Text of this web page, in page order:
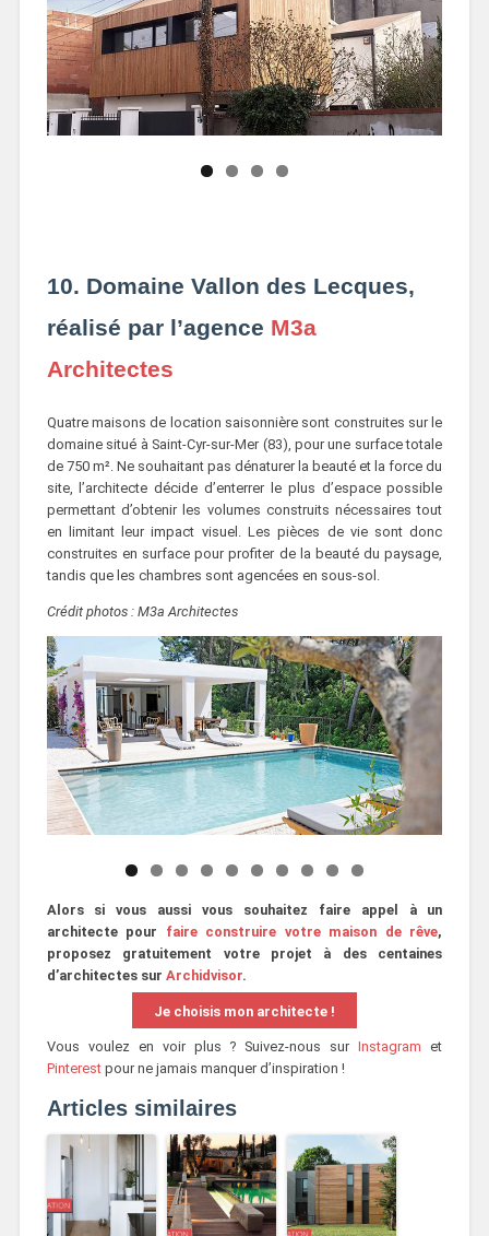
10. Domaine Vallon des Lecques,
réalisé par l’agence M3a
Architectes
Quatre maisons de location saisonnière sont construites sur le
domaine situé à Saint-Cyr-sur-Mer (83), pour une surface totale
de 750 m². Ne souhaitant pas dénaturer la beauté et la force du
site, l’architecte décide d’enterrer le plus d’espace possible
permettant d’obtenir les volumes construits nécessaires tout
en limitant leur impact visuel. Les pièces de vie sont donc
construites en surface pour profiter de la beauté du paysage,
tandis que les chambres sont agencées en sous-sol.
Crédit photos : M3a Architectes
Alors si vous aussi vous souhaitez faire appel à un
architecte pour faire construire votre maison de rêve,
proposez gratuitement votre projet à des centaines
d’architectes sur Archidvisor.
Je choisis mon architecte !
Vous voulez en voir plus ? Suivez-nous surInstagram et
Pinterestpour ne jamais manquer d’inspiration !
Articles similaires